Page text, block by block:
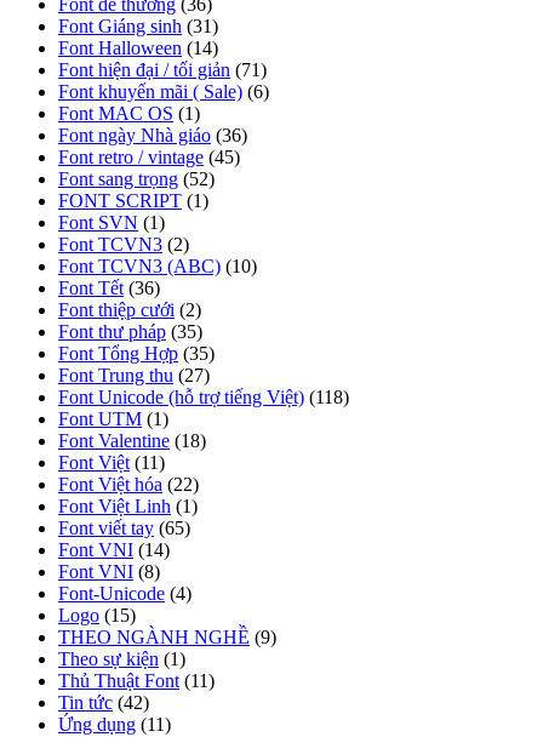
Font dễ thương (36)
Font Giáng sinh (31)
Font Halloween (14)
Font hiện đại / tối giản (71)
Font khuyến mãi ( Sale) (6)
Font MAC OS (1)
Font ngày Nhà giáo (36)
Font retro / vintage (45)
Font sang trọng (52)
FONT SCRIPT (1)
Font SVN (1)
Font TCVN3 (2)
Font TCVN3 (ABC) (10)
Font Tết (36)
Font thiệp cưới (2)
Font thư pháp (35)
Font Tổng Hợp (35)
Font Trung thu (27)
Font Unicode (hỗ trợ tiếng Việt) (118)
Font UTM (1)
Font Valentine (18)
Font Việt (11)
Font Việt hóa (22)
Font Việt Linh (1)
Font viết tay (65)
Font VNI (14)
Font VNI (8)
Font-Unicode (4)
Logo (15)
THEO NGÀNH NGHỀ (9)
Theo sự kiện (1)
Thủ Thuật Font (11)
Tin tức (42)
Ứng dụng (11)